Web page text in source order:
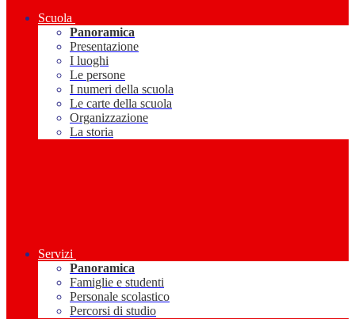
Scuola
Panoramica
Presentazione
I luoghi
Le persone
I numeri della scuola
Le carte della scuola
Organizzazione
La storia
Servizi
Panoramica
Famiglie e studenti
Personale scolastico
Percorsi di studio